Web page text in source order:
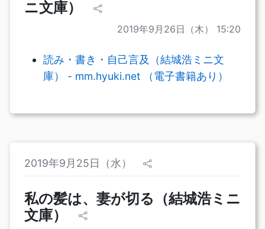
ニ文庫）
2019年9月26日（木） 15:20
読み・書き・自己言及（結城浩ミニ文
庫） - mm.hyuki.net （電子書籍あり）
2019年9月25日（水）
私の髪は、妻が切る（結城浩ミニ
文庫）